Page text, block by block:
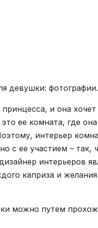
девушки: фотографии.
и она
это ее комната, где
интерьер
с ее участием – так,
интерьеров
каприза и
можно путем